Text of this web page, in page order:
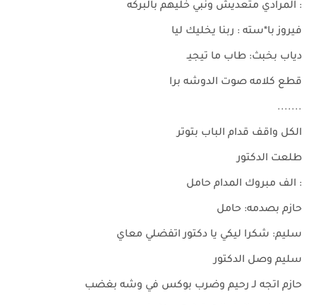
: المرادي متعديش ونبي خليهم بالبركه
فيروز با*سته : ربنا يخليك ليا
دياب بخبث: طاب ما تيجيـ
قطع كلامه صوت الدوشه برا
.......
الكل واقف قدام الباب بتوتر
طلعت الدكتور
: الف مبروك المدام حامل
حازم بصدمه: حامل
سليم: شكرا ليكي يا دكتور اتفضلي معاي
سليم وصل الدكتور
حازم اتجه لـ رحيم وضرب بوكس في وشه بغضب